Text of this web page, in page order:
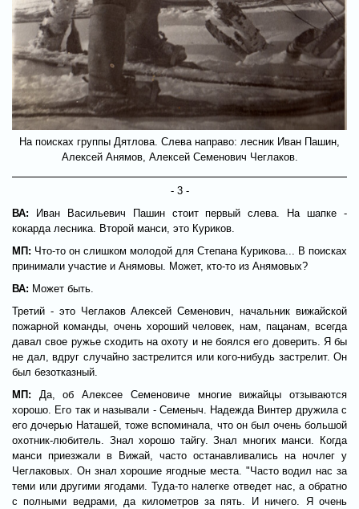
На поисках группы Дятлова. Слева направо: лесник Иван Пашин,
Алексей Анямов, Алексей Семенович Чеглаков.
- 3 -
ВА: Иван Васильевич Пашин стоит первый слева. На шапке -
кокарда лесника. Второй манси, это Куриков.
МП: Что-то он слишком молодой для Степана Курикова... В поисках
принимали участие и Анямовы. Может, кто-то из Анямовых?
ВА: Может быть.
Третий - это Чеглаков Алексей Семенович, начальник вижайской
пожарной команды, очень хороший человек, нам, пацанам, всегда
давал свое ружье сходить на охоту и не боялся его доверить. Я бы
не дал, вдруг случайно застрелится или кого-нибудь застрелит. Он
был безотказный.
МП: Да, об Алексее Семеновиче многие вижайцы отзываются
хорошо. Его так и называли - Семеныч. Надежда Винтер дружила с
его дочерью Наташей, тоже вспоминала, что он был очень большой
охотник-любитель. Знал хорошо тайгу. Знал многих манси. Когда
манси приезжали в Вижай, часто останавливались на ночлег у
Чеглаковых. Он знал хорошие ягодные места. "Часто водил нас за
теми или другими ягодами. Туда-то налегке отведет нас, а обратно
с полными ведрами, да километров за пять. И ничего. Я очень